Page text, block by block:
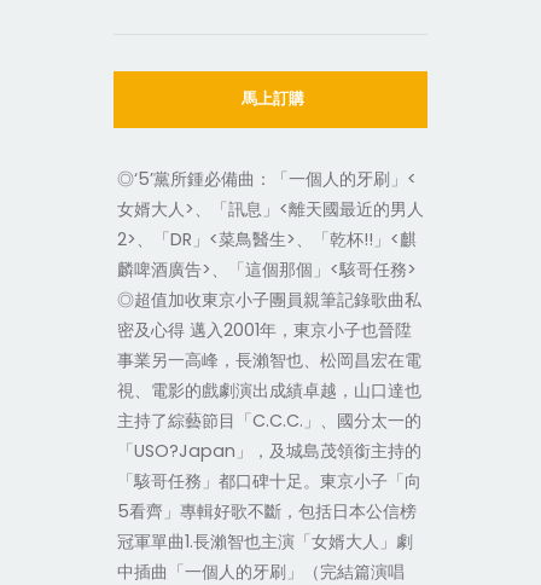
馬上訂購
◎‘5’黨所鍾必備曲：「一個人的牙刷」<
女婿大人>、「訊息」<離天國最近的男人
2>、「DR」<菜鳥醫生>、「乾杯!!」<麒
麟啤酒廣告>、「這個那個」<駭哥任務>
◎超值加收東京小子團員親筆記錄歌曲私
密及心得 邁入2001年，東京小子也晉陞
事業另一高峰，長瀨智也、松岡昌宏在電
視、電影的戲劇演出成績卓越，山口達也
主持了綜藝節目「C.C.C.」、國分太一的
「USO?Japan」，及城島茂領銜主持的
「駭哥任務」都口碑十足。東京小子「向
5看齊」專輯好歌不斷，包括日本公信榜
冠軍單曲1.長瀨智也主演「女婿大人」劇
中插曲「一個人的牙刷」（完結篇演唱